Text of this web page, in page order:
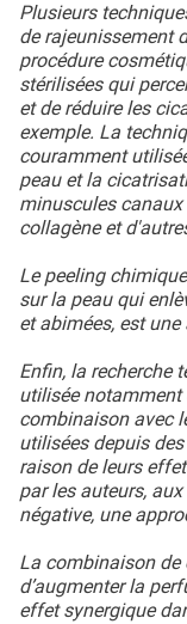
Plusieurs
de rajeunissement
procédure
stérilisées qui
et de réduire les
exemple. La
couramment
peau et la
minuscules canaux
collagène et
Le peeling
sur la peau qui
et abimées, est
Enfin, la recherche
utilisée notamment
combinaison avec
utilisées depuis
raison de leurs
par les auteurs,
négative, une
La combinaison de
d’augmenter la
effet synergique